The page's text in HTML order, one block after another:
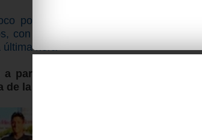
podrá contar con Espinar que
con Canario al estar sancionado
hora
partir de las 18,00 h. (6 de la
la Concepción